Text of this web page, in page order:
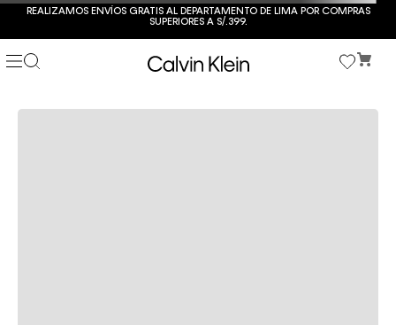
REALIZAMOS ENVÍOS GRATIS AL DEPARTAMENTO DE LIMA POR COMPRAS
SUPERIORES A S/.399.